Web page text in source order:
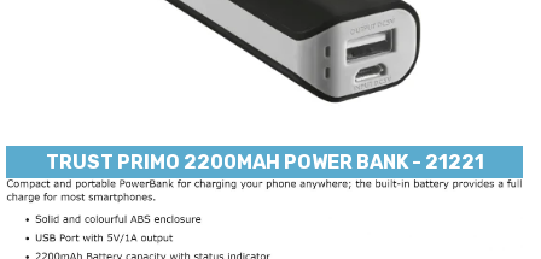
TRUST PRIMO 2200MAH POWER BANK - 21221